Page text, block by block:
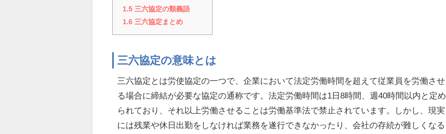
1.5 三六協定の類義語
1.6 三六協定まとめ
三六協定の意味とは
三六協定とは労使協定の一つで、企業において法定労働時間を超えて従業員を労働させ
る場合に締結が必要な協定の通称です。法定労働時間は1日8時間、週40時間以内と定め
られており、それ以上労働させることは労働基準法で禁止されています。しかし、現実
には残業や休日出勤をしなければ業務を遂行できなかったり、会社の存続が難しくなる